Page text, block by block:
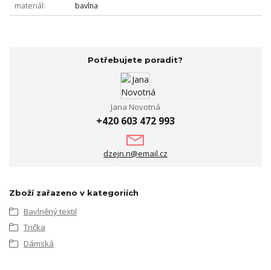
materiál
bavlna
Potřebujete poradit?
Jana Novotná
+420 603 472 993
dzejn.n@email.cz
Zboží zařazeno v kategoriích
Bavlněný textil
Trička
Dámská